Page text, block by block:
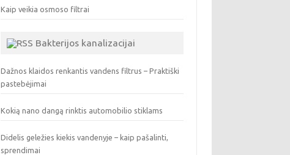
Kaip veikia osmoso filtrai
Bakterijos kanalizacijai
Dažnos klaidos renkantis vandens filtrus – Praktiški
pastebėjimai
Kokią nano dangą rinktis automobilio stiklams
Didelis geležies kiekis vandenyje – kaip pašalinti,
sprendimai